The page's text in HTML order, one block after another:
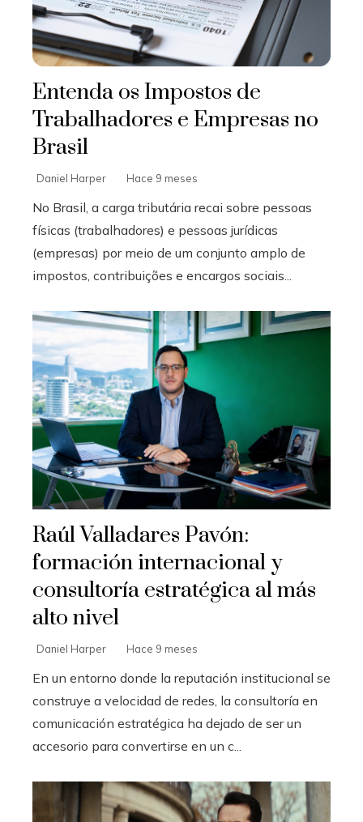
Entenda os Impostos de
Trabalhadores e Empresas no
Brasil
Daniel Harper Hace 9 meses
No Brasil, a carga tributária recai sobre pessoas
físicas (trabalhadores) e pessoas jurídicas
(empresas) por meio de um conjunto amplo de
impostos, contribuições e encargos sociais...
Raúl Valladares Pavón:
formación internacional y
consultoría estratégica al más
alto nivel
Daniel Harper Hace 9 meses
En un entorno donde la reputación institucional se
construye a velocidad de redes, la consultoría en
comunicación estratégica ha dejado de ser un
accesorio para convertirse en un c...